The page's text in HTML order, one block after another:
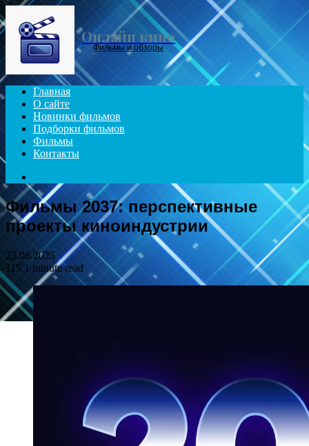
Menu
Онлайн кино
Фильмы и обзоры
Главная
О сайте
Новинки фильмов
Подборки фильмов
Фильмы
Контакты
for
Фильмы 2037: перспективные
проекты киноиндустрии
23.08.2025
115 1 minute read